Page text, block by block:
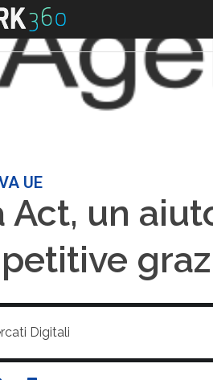
UE
Act, un
Digitali